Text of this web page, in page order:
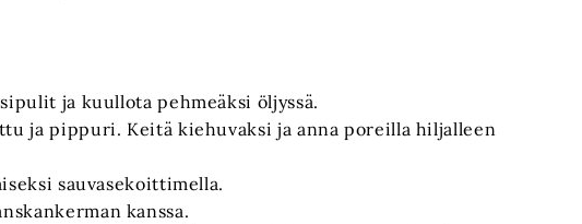
ja kuullota pehmeäksi öljyssä.
ja pippuri. Keitä kiehuvaksi ja anna poreilla hiljalleen
sauvasekoittimella.
kanssa.